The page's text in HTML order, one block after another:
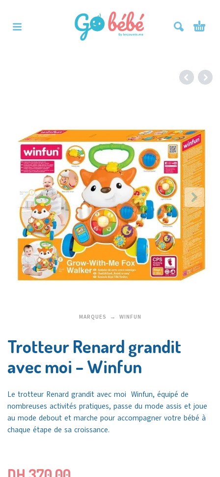
MARQUES WINFUN
Trotteur Renard grandit
avec moi – Winfun
Le trotteur Renard grandit avec moi Winfun, équipé de
nombreuses activités pratiques, passe du mode assis et joue
au mode debout et marche pour accompagner votre bébé à
chaque étape de sa croissance.